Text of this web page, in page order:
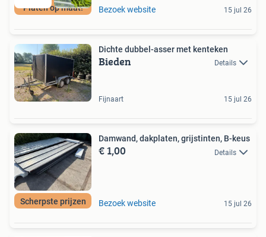
Platen op maat! Bezoek website 15 jul 26
Dichte dubbel-asser met kenteken
Bieden Details
Fijnaart 15 jul 26
Scherpste prijzen
Damwand, dakplaten, grijstinten, B-keus
€ 1,00 Details
Bezoek website 15 jul 26